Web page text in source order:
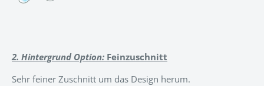
2. Hintergrund Option: Feinzuschnitt
Sehr feiner Zuschnitt um das Design herum.